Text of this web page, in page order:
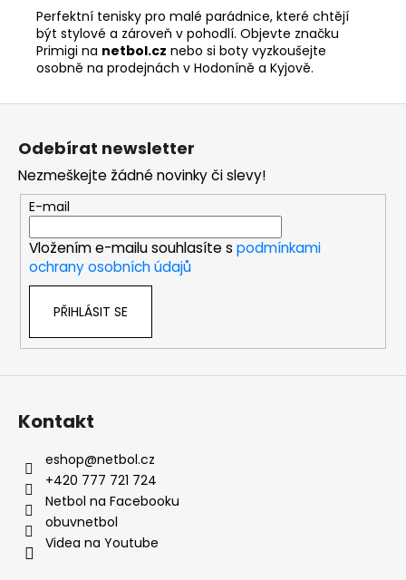
Perfektní tenisky pro malé parádnice, které chtějí
být stylové a zároveň v pohodlí. Objevte značku
Primigi na netbol.cz nebo si boty vyzkoušejte
osobně na prodejnách v Hodoníně a Kyjově.
Z
Odebírat newsletter
Nezmeškejte žádné novinky či slevy!
E-mail
Vložením e-mailu souhlasíte s podmínkami
ochrany osobních údajů
PŘIHLÁSIT SE
Kontakt
eshop@netbol.cz
+420 777 721 724
Netbol na Facebooku
obuvnetbol
Videa na Youtube